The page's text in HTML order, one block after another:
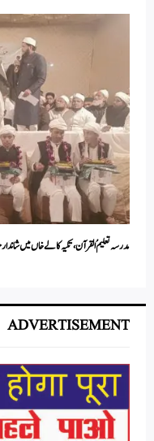
مدرسہ تعلیمُ القرآن، تکیہ کالے خاں میں
ADVERTISEMENT